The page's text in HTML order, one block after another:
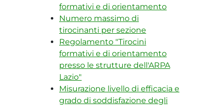
formativi e di orientamento
Numero massimo di
tirocinanti per sezione
Regolamento "Tirocini
formativi e di orientamento
presso le strutture dell'ARPA
Lazio"
Misurazione livello di efficacia e
grado di soddisfazione degli